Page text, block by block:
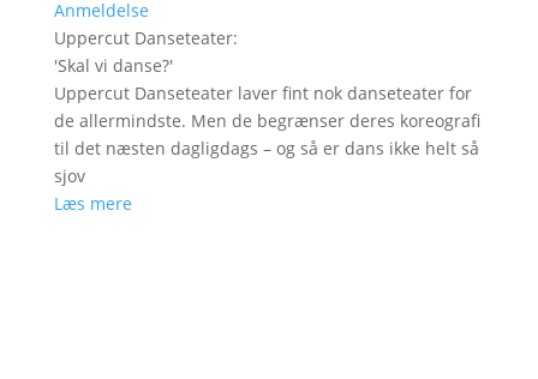
Anmeldelse
Uppercut Danseteater:
'Skal vi danse?'
Uppercut Danseteater laver fint nok danseteater for
de allermindste. Men de begrænser deres koreografi
til det næsten dagligdags – og så er dans ikke helt så
sjov
Læs mere